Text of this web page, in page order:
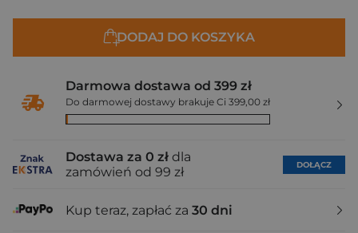
DODAJ DO KOSZYKA
Darmowa dostawa od 399 zł
Do darmowej dostawy brakuje Ci 399,00 zł
Dostawa za 0 zł dla
zamówień od 99 zł
DOŁĄCZ
Kup teraz, zapłać za 30 dni